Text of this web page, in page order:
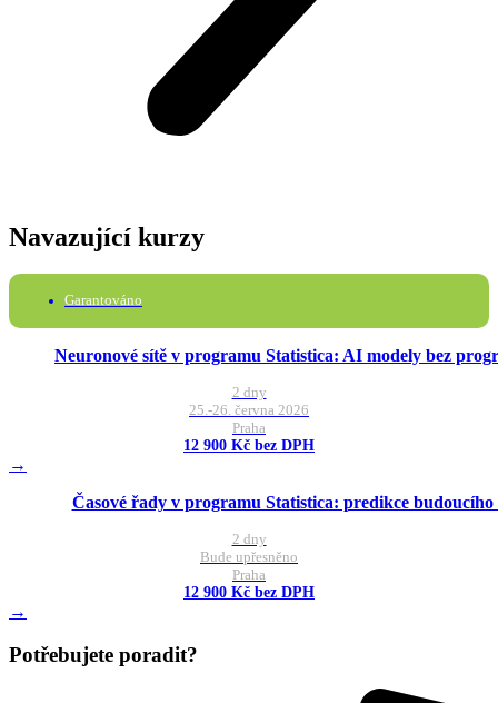
Navazující kurzy
Garantováno
Neuronové sítě v programu Statistica: AI modely bez
2 dny
25.-26. června 2026
Praha
12 900 Kč bez DPH
→
Časové řady v programu Statistica: predikce budoucího
2 dny
Bude upřesněno
Praha
12 900 Kč bez DPH
→
Potřebujete poradit?